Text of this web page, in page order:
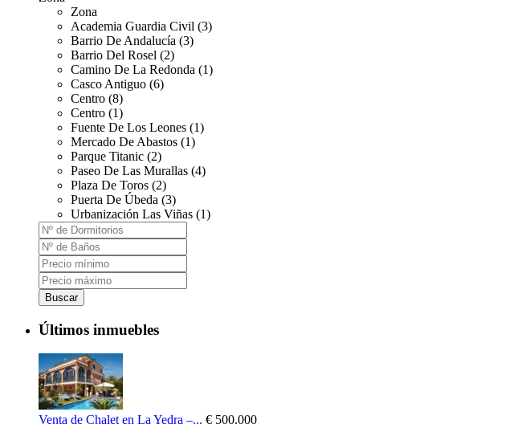
Zona
Academia Guardia Civil (3)
Barrio De Andalucía (3)
Barrio Del Rosel (2)
Camino De La Redonda (1)
Casco Antiguo (6)
Centro (8)
Centro (1)
Fuente De Los Leones (1)
Mercado De Abastos (1)
Parque Titanic (2)
Paseo De Las Murallas (4)
Plaza De Toros (2)
Puerta De Úbeda (3)
Urbanización Las Viñas (1)
Buscar
Últimos inmuebles
Venta de Chalet en La Yedra –... € 500.000